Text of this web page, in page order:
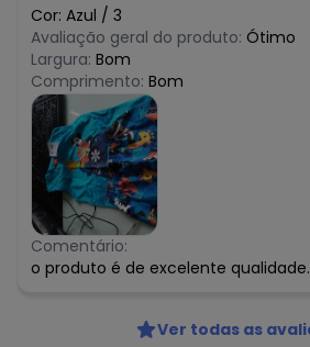
Cor: Azul / 3
Avaliação geral do produto: Ótimo
Largura: Bom
Comprimento: Bom
Comentário:
o produto é de excelente
Ver todas as